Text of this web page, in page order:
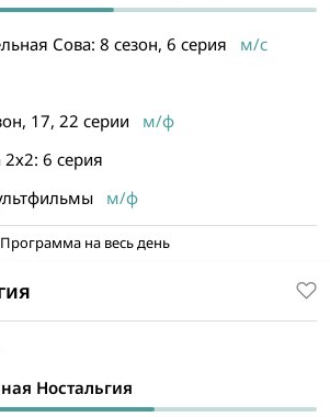
Сова: 8 сезон, 6 серия м/с
17, 22 серии м/ф
2х2: 6 серия
м/ф
Программа на весь день
Ностальгия